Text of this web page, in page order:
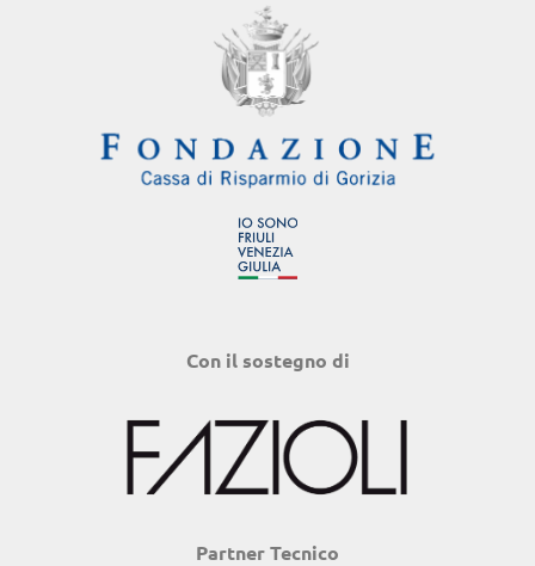
Con il sostegno di
Partner Tecnico